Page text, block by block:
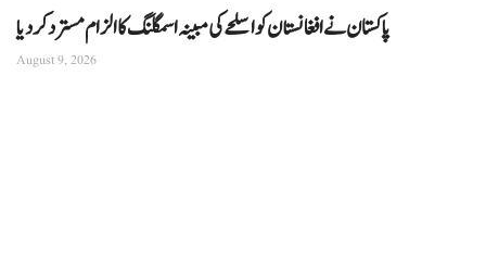
پاکستان نے افغانستان کو اسلحے کی مبینہ اسمگلنگ کا الزام مسترد کردیا
August 9, 2026